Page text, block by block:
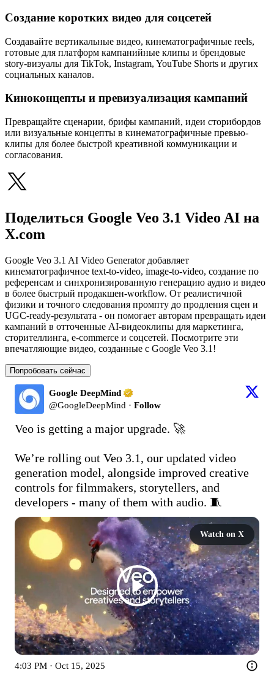
Создание коротких видео для соцсетей
Создавайте вертикальные видео, кинематографичные reels,
готовые для платформ кампанийные клипы и брендовые
story-визуалы для TikTok, Instagram, YouTube Shorts и других
социальных каналов.
Киноконцепты и превизуализация кампаний
Превращайте сценарии, брифы кампаний, идеи сторибордов
или визуальные концепты в кинематографичные превью-
клипы для более быстрой креативной коммуникации и
согласования.
Поделиться Google Veo 3.1 Video AI на
X.com
Google Veo 3.1 AI Video Generator добавляет
кинематографичное text-to-video, image-to-video, создание по
референсам и синхронизированную генерацию аудио и видео
в более быстрый продакшен-workflow. От реалистичной
физики и точного следования промпту до продления сцен и
UGC-ready-результата - он помогает авторам превращать идеи
кампаний в отточенные AI-видеоклипы для маркетинга,
сторителлинга, e-commerce и соцсетей. Посмотрите эти
впечатляющие видео, созданные с Google Veo 3.1!
Попробовать сейчас
Google DeepMind
@GoogleDeepMind · Follow
Veo is getting a major upgrade. 🚀
We’re rolling out Veo 3.1, our updated video
generation model, alongside improved creative
controls for filmmakers, storytellers, and
developers - many of them with audio. 🧵
Watch on X
4:03 PM · Oct 15, 2025